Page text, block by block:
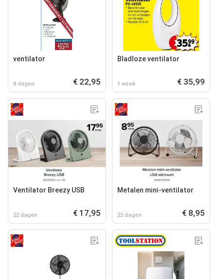
ventilator
8 dagen € 22,95
Bladloze ventilator
1 week € 35,99
Ventilator Breezy USB
22 dagen € 17,95
Metalen mini-ventilator
22 dagen € 8,95